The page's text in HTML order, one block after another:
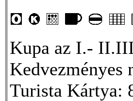
Kupa az I.-
Turista Kártya: